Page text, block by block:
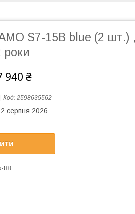
S7-15B blue (2 шт.) ,
роки
940 ₴
Код: 2598635562
серпня 2026
88